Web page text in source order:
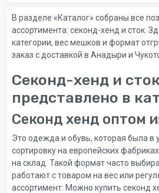
В разделе «Каталог» собраны все
ассортимента: секонд-хенд и сток.
категории, вес мешков и формат
заказ с доставкой в Анадыри и
Секонд-хенд и
представлено в
Секонд хенд оптом
Это одежда и обувь, которая была в
сортировку на европейских
на склад. Такой формат часто
работают с товаром на вес или
ассортимент. Можно купить секонд